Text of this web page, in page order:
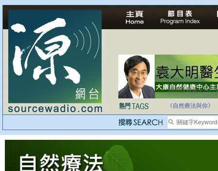
法治社會並不等同
《自然療法與你》